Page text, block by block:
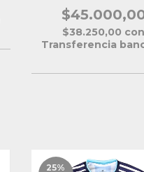
$38.250,00 con
Transferencia
25%